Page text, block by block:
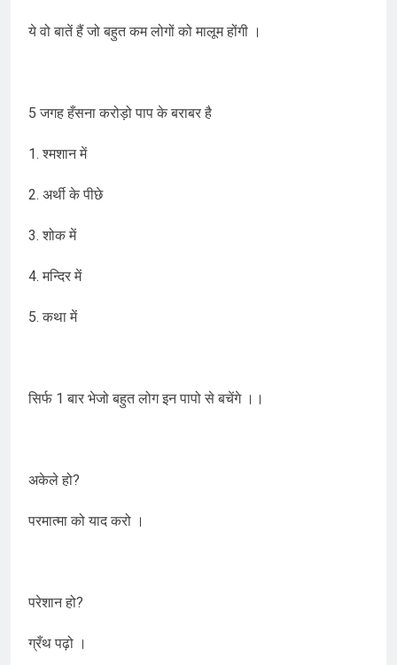
ये वो बातें हैं जो बहुत कम लोगों को मालूम होंगी ।
5 जगह हँसना करोड़ो पाप के बराबर है
1. श्मशान में
2. अर्थी के पीछे
3. शोक में
4. मन्दिर में
5. कथा में
सिर्फ 1 बार भेजो बहुत लोग इन पापो से बचेंगे ।।
अकेले हो?
परमात्मा को याद करो ।
परेशान हो?
ग्रँथ पढ़ो ।